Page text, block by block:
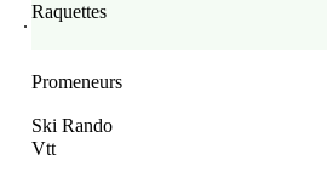
. Raquettes
Promeneurs
Ski Rando
Vtt